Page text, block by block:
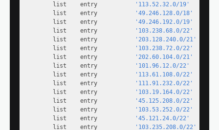
        list    entry
'113.52.32.0/19'
        list    entry
'49.246.128.0/18'
        list    entry
'49.246.192.0/19'
        list    entry
'103.238.68.0/22'
        list    entry
'203.128.240.0/21'
        list    entry
'103.238.72.0/22'
        list    entry
'202.60.104.0/21'
        list    entry
'101.96.12.0/22'
        list    entry
'113.61.108.0/22'
        list    entry
'111.91.232.0/22'
        list    entry
'103.19.164.0/22'
        list    entry
'45.125.208.0/22'
        list    entry
'103.53.252.0/22'
        list    entry
'45.121.24.0/22'
        list    entry
'103.235.208.0/22'